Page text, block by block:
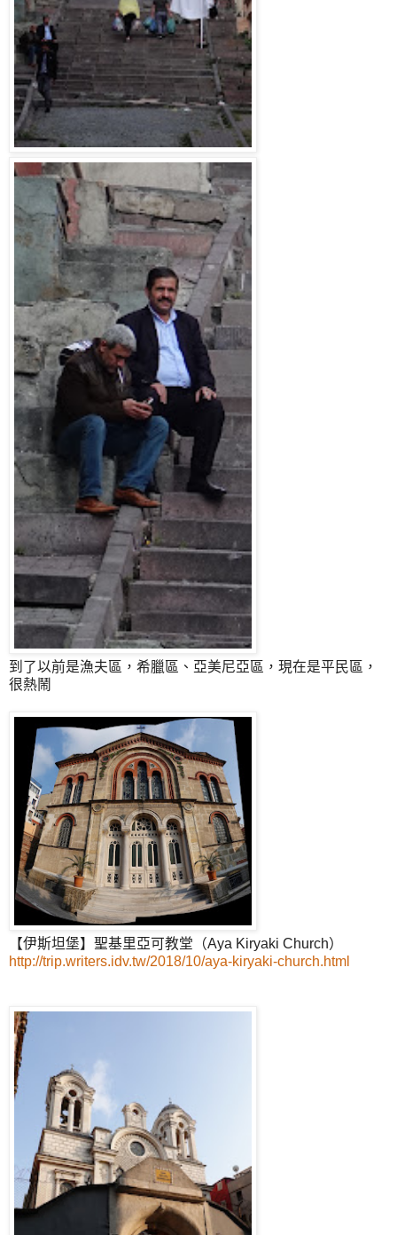
到了以前是漁夫區，希臘區、亞美尼亞區，現在是平民區，
很熱鬧
【伊斯坦堡】聖基里亞可教堂（Aya Kiryaki Church）
http://trip.writers.idv.tw/2018/10/aya-kiryaki-church.html